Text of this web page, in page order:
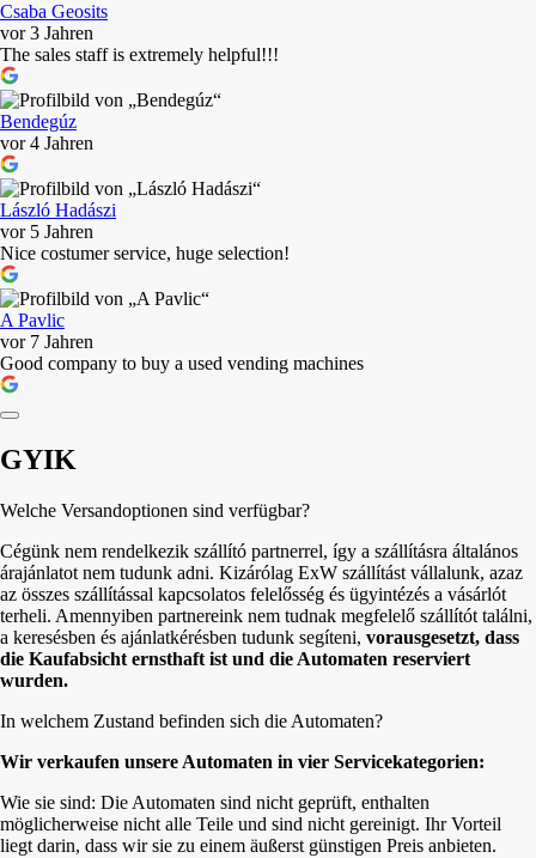
Csaba Geosits
vor 3 Jahren
The sales staff is extremely helpful!!!
Bendegúz
vor 4 Jahren
László Hadászi
vor 5 Jahren
Nice costumer service, huge selection!
A Pavlic
vor 7 Jahren
Good company to buy a used vending machines
GYIK
Welche Versandoptionen sind verfügbar?
Cégünk nem rendelkezik szállító partnerrel, így a szállításra általános
árajánlatot nem tudunk adni. Kizárólag ExW szállítást vállalunk, azaz
az összes szállítással kapcsolatos felelősség és ügyintézés a vásárlót
terheli. Amennyiben partnereink nem tudnak megfelelő szállítót találni,
a keresésben és ajánlatkérésben tudunk segíteni, vorausgesetzt, dass
die Kaufabsicht ernsthaft ist und die Automaten reserviert
wurden.
In welchem Zustand befinden sich die Automaten?
Wir verkaufen unsere Automaten in vier Servicekategorien:
Wie sie sind: Die Automaten sind nicht geprüft, enthalten
möglicherweise nicht alle Teile und sind nicht gereinigt. Ihr Vorteil
liegt darin, dass wir sie zu einem äußerst günstigen Preis anbieten.